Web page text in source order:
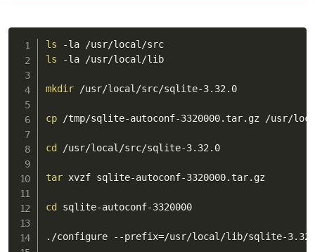
ls
ls -la /usr/local/lib
mkdir /usr/local/src/sqlite-3.32.0
cp /tmp/sqlite-autoconf-3320000.tar.gz /usr/
cd /usr/local/src/sqlite-3.32.0
tar xvzf sqlite-autoconf-3320000.tar.gz
cd sqlite-autoconf-3320000
./configure --prefix=/usr/local/lib/sqlite-